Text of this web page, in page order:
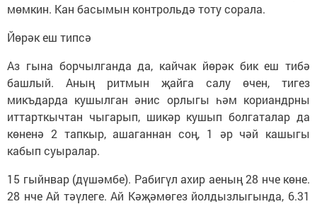
мөмкин. Кан басымын контрольдә тоту сорала.
Йөрәк еш типсә
Аз гына борчылганда да, кайчак йөрәк бик еш тибә
башлый. Аның ритмын җайга салу өчен, тигез
микъдарда кушылган әнис орлыгы һәм кориандрны
иттарткычтан чыгарып, шикәр кушып болгаталар да
көненә 2 тапкыр, ашаганнан соң, 1 әр чәй кашыгы
кабып суыралар.
15 гыйнвар (дүшәмбе). Рабигүл ахир аеның 28 нче көне.
28 нче Ай тәүлеге. Ай Кәҗәмөгез йолдызлыгында, 6.31